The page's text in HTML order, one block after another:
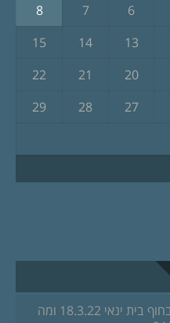
6
7
8
13
14
15
20
21
22
27
28
29
ארוע ניקיון בחוף בית ינאי 18.3.22 ומה